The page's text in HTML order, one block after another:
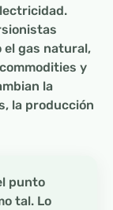
el gas natural,
y
la
la producción
punto
tal. Lo